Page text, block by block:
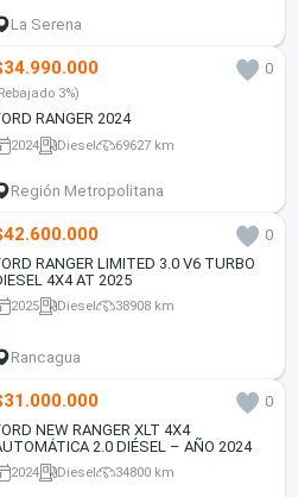
La Serena
0
3%)
RANGER 2024
2024 Diesel 69627 km
Región Metropolitana
0
RANGER LIMITED 3.0 V6 TURBO
4X4 AT 2025
2025 Diesel 38908 km
Rancagua
0
NEW RANGER XLT 4X4
2.0 DIÉSEL – AÑO 2024
2024 Diesel 34800 km